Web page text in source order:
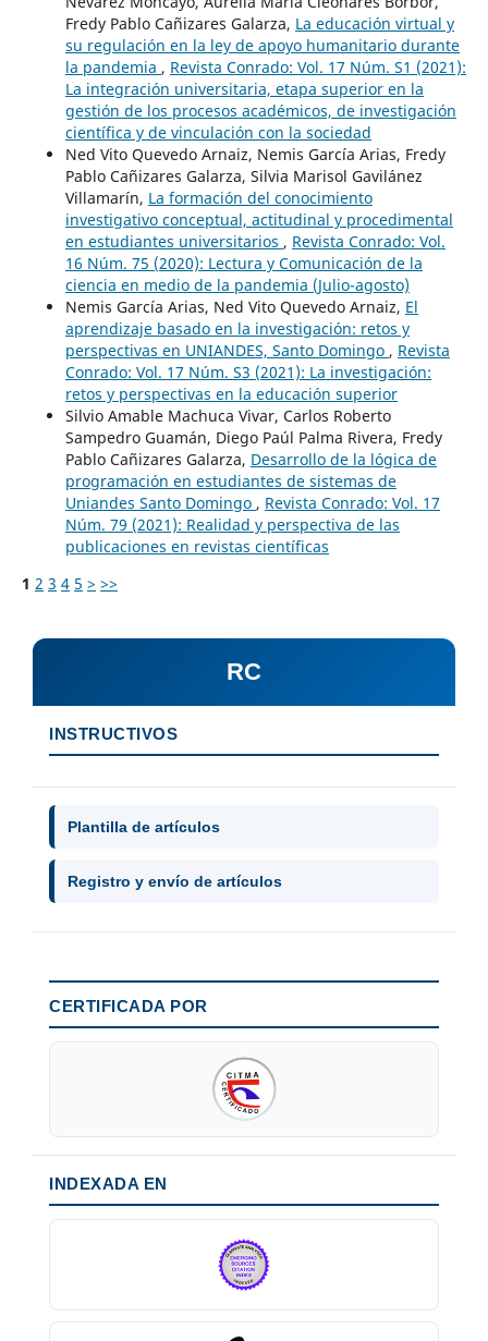
Fredy Pablo Cañizares Galarza, La educación virtual y
su regulación en la ley de apoyo humanitario durante
la pandemia , Revista Conrado: Vol. 17 Núm. S1 (2021):
La integración universitaria, etapa superior en la
gestión de los procesos académicos, de investigación
científica y de vinculación con la sociedad
Ned Vito Quevedo Arnaiz, Nemis García Arias, Fredy
Pablo Cañizares Galarza, Silvia Marisol Gavilánez
Villamarín, La formación del conocimiento
investigativo conceptual, actitudinal y procedimental
en estudiantes universitarios , Revista Conrado: Vol.
16 Núm. 75 (2020): Lectura y Comunicación de la
ciencia en medio de la pandemia (Julio-agosto)
Nemis García Arias, Ned Vito Quevedo Arnaiz, El
aprendizaje basado en la investigación: retos y
perspectivas en UNIANDES, Santo Domingo , Revista
Conrado: Vol. 17 Núm. S3 (2021): La investigación:
retos y perspectivas en la educación superior
Silvio Amable Machuca Vivar, Carlos Roberto
Sampedro Guamán, Diego Paúl Palma Rivera, Fredy
Pablo Cañizares Galarza, Desarrollo de la lógica de
programación en estudiantes de sistemas de
Uniandes Santo Domingo , Revista Conrado: Vol. 17
Núm. 79 (2021): Realidad y perspectiva de las
publicaciones en revistas científicas
1 2 3 4 5 > >>
RC
INSTRUCTIVOS
Plantilla de artículos
Registro y envío de artículos
CERTIFICADA POR
INDEXADA EN